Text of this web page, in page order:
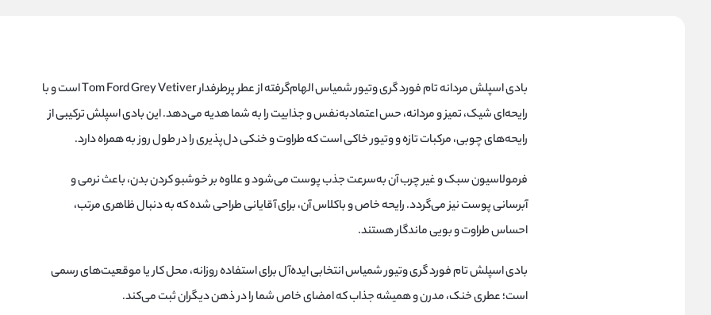
بادی اسپلش مردانه تام فورد گری وتیور شمیاس الهام‌گرفته از عطر پرطرفدار Tom Ford Grey Vetiver است و با
رایحه‌ای شیک، تمیز و مردانه، حس اعتماد‌به‌نفس و جذابیت را به شما هدیه می‌دهد. این بادی اسپلش ترکیبی از
رایحه‌های چوبی، مرکبات تازه و وتیور خاکی است که طراوت و خنکی دل‌پذیری را در طول روز به همراه دارد.
فرمولاسیون سبک و غیر چرب آن به‌سرعت جذب پوست می‌شود و علاوه بر خوشبو کردن بدن، باعث نرمی و
آبرسانی پوست نیز می‌گردد. رایحه خاص و باکلاس آن، برای آقایانی طراحی شده که به دنبال ظاهری مرتب،
احساس طراوت و بویی ماندگار هستند.
بادی اسپلش تام فورد گری وتیور شمیاس انتخابی ایده‌آل برای استفاده روزانه، محل کار یا موقعیت‌های رسمی
است؛ عطری خنک، مدرن و همیشه جذاب که امضای خاص شما را در ذهن دیگران ثبت می‌کند.